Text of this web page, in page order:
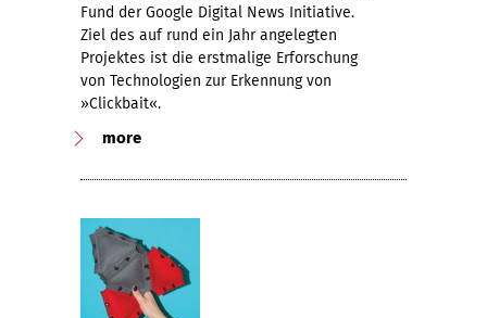
Fund der Google Digital News Initiative.
Ziel des auf rund ein Jahr angelegten
Projektes ist die erstmalige Erforschung
von Technologien zur Erkennung von
»Clickbait«.
more